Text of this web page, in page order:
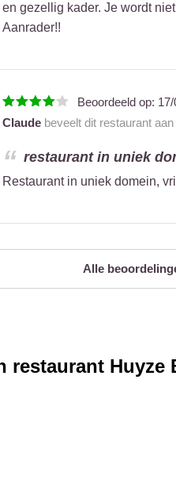
en gezellig kader. Je wordt
Aanrader!!
Beoordeeld op:
Claudebeveelt dit restaurant aan
restaurant in uniek
Restaurant in uniek domein,
Alle
restaurant Huyze